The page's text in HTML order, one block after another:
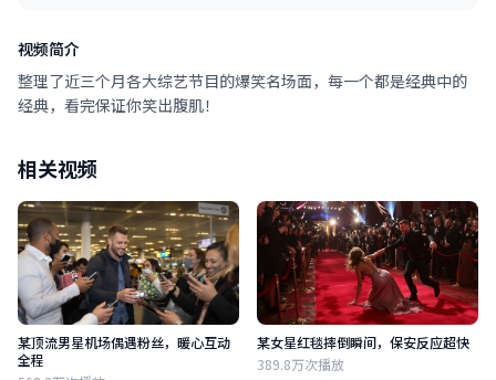
视频简介
整理了近三个月各大综艺节目的爆笑名场面，每一个都是经典中的
经典，看完保证你笑出腹肌！
相关视频
某顶流男星机场偶遇粉丝，暖心互动
全程
某女星红毯摔倒瞬间，保安反应超快
389.8万次播放